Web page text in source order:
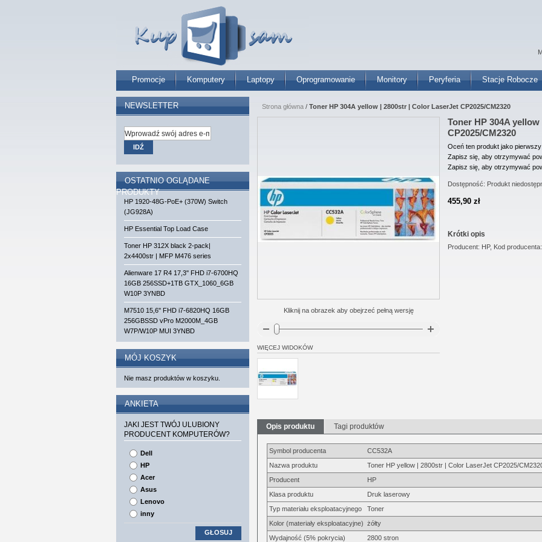
Promocje Komputery Laptopy Oprogramowanie Monitory Peryferia Stacje Robocze
Strona główna / Toner HP 304A yellow | 2800str | Color LaserJet CP2025/CM2320
Toner HP 304A
CP2025/CM2320
Oceń ten produkt jako pierwszy
Zapisz się, aby otrzymywać
Zapisz się, aby otrzymywać
Dostępność: Produkt
455,90 zł
Krótki opis
Producent: HP, Kod
Kliknij na obrazek aby obejrzeć pełną wersję
WIĘCEJ WIDOKÓW
Opis produktu Tagi produktów
Symbol producenta
CC532A
Nazwa produktu
Toner HP yellow | 2800str | Color LaserJet CP2025/
Producent
HP
Klasa produktu
Druk laserowy
Typ materiału eksploatacyjnego
Toner
Kolor (materiały eksploatacyjne) żółty
Wydajność (5% pokrycia)
2800 stron
NEWSLETTER
IDŹ
OSTATNIO OGLĄDANE
PRODUKTY
HP 1920-48G-PoE+ (370W) Switch
(JG928A)
HP Essential Top Load Case
Toner HP 312X black 2-pack|
2x4400str | MFP M476 series
Alienware 17 R4 17,3'' FHD i7-6700HQ
16GB 256SSD+1TB GTX_1060_6GB
W10P 3YNBD
M7510 15,6'' FHD i7-6820HQ 16GB
256GBSSD vPro M2000M_4GB
W7P/W10P MUI 3YNBD
MÓJ KOSZYK
Nie masz produktów w koszyku.
ANKIETA
JAKI JEST TWÓJ ULUBIONY
PRODUCENT KOMPUTERÓW?
Dell
HP
Acer
Asus
Lenovo
inny
GŁOSUJ